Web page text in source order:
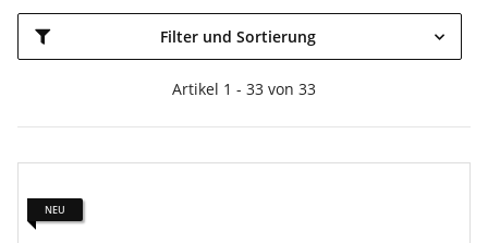
Filter und Sortierung
Artikel 1 - 33 von 33
NEU